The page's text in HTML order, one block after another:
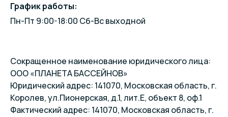
График работы:
Пн-Пт 9:00-18:00 Сб-Вс выходной
Сокращенное наименование юридического лица:
ООО «ПЛАНЕТА БАССЕЙНОВ»
Юридический адрес: 141070, Московская область, г.
Королев, ул.Пионерская, д.1, лит.Е, объект 8, оф.1
Фактический адрес: 141070, Московская область, г.